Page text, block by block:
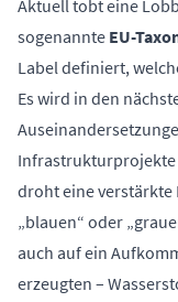
Aktuell tobt eine
sogenannte EU-
Label definiert,
Es wird in den
Infrastrukturprojekte
droht eine verstärkte
„blauen“ oder
auch auf ein
erzeugten –